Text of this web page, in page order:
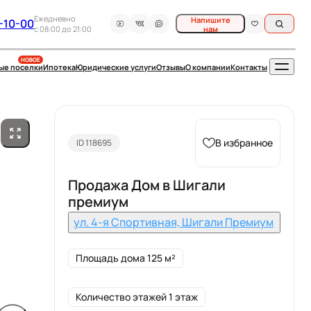
10-00Ежедневно
c 08:00 до 21:00
Напишите
нам
НОВОЕ
поселкиИпотекаЮридические услугиОтзывыО компанииКонтакты
ID 118695 В избранное
Продажа Дом в Шигали
премиум
ул. 4-я Спортивная, Шигали Премиум
Площадь дома 125 м²
Количество этажей 1 этаж